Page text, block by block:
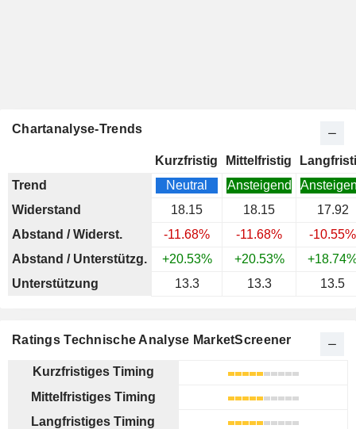
Chartanalyse-Trends
Kurzfristig Mittelfristig
Trend
Neutral Ansteigend
Widerstand
18.15 18.15
17.92
Abstand / Widerst.
-11.68% -11.68%
-10.55%
Abstand / Unterstützg.
+20.53% +20.53%
Unterstützung
13.3 13.3 13.5
Ratings Technische Analyse MarketScreener
Kurzfristiges Timing
Mittelfristiges Timing
Langfristiges Timing